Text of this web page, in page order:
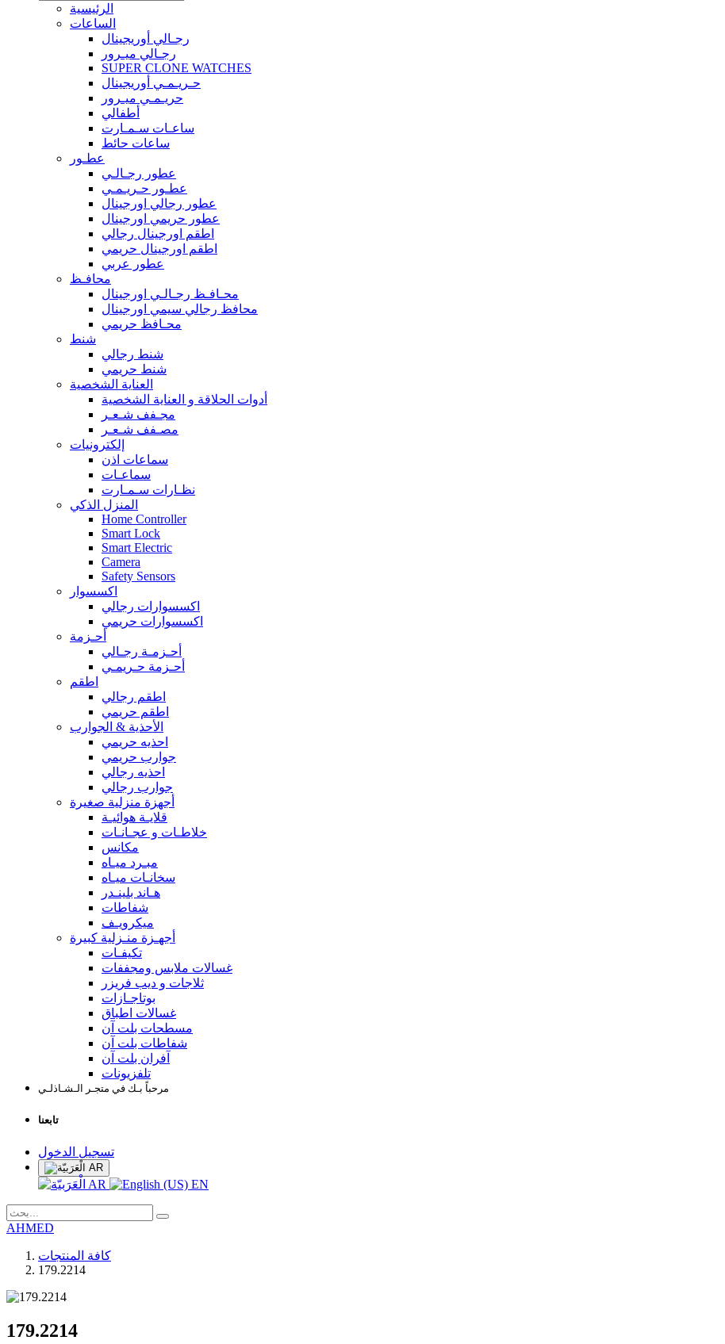
الرئيسية
الساعات
رجـالي أوريجينال
رجـالي ميـرور
SUPER CLONE WATCHES
حـريـمـي أوريجينال
حريـمـي ميـرور
أطفالي
ساعـات سـمـارت
ساعات حائط
عطـور
عطور رجـالـي
عطـور حـريـمـي
عطور رجالي اورجينال
عطور حريمي اورجينال
اطقم اورجينال رجالي
اطقم اورجينال حريمي
عطور عربي
محافـظ
محـافـظ رجـالـي اورجينال
محافظ رجالي سيمي اورجينال
محـافظ حريمي
شنط
شنط رجالي
شنط حريمي
العناية الشخصية
أدوات الحلاقة و العناية الشخصية
مجـفف شـعـر
مصـفف شـعـر
إلكترونيات
سماعات اذن
سماعـات
نظـارات سـمـارت
المنزل الذكي
Home Controller
Smart Lock
Smart Electric
Camera
Safety Sensors
اكسسوار
اكسسوارات رجالي
اكسسوارات حريمي
أحـزمة
أحـزمـة رجـالي
أحـزمة حـريمـي
اطقم
اطقم رجالي
اطقم حريمي
الأحذية & الجوارب
احذيه حريمي
جوارب حريمي
احذيه رجالي
جوارب رجالي
أجهزة منزلية صغيرة
قلايـة هوائيـة
خلاطـات و عجـانـات
مكانس
مبـرد ميـاه
سخانـات ميـاه
هـاند بلينـدر
شفاطات
ميكرويـف
أجهـزة منـزلية كبيرة
تكيفـات
غسالات ملابس ومجففات
ثلاجات و ديب فريزر
بوتاجـازات
غسالات اطباق
مسطحات بلت آن
شفاطات بلت آن
آفران بلت آن
تلفزيونات
مرحباً بـك في متجـر الـشـاذلـي
تابعنا
تسجيل الدخول
AR
AR EN
AHMED
كافة المنتجات
179.2214
179.2214